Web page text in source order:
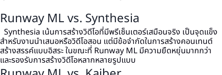
Runway ML vs. Synthesia
Synthesia เน้นการสร้างวิดีโอที่มีพรีเซ็นเตอร์เสมือนจริง เป็นจุดแข็ง
สำหรับงานนำเสนอหรือวิดีโอสอน แต่มีข้อจำกัดในการสร้างคอนเทนต์
สร้างสรรค์แบบอิสระ ในขณะที่ Runway ML มีความยืดหยุ่นมากกว่า
และรองรับการสร้างวิดีโอหลากหลายรูปแบบ